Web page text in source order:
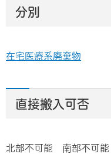
分別
在宅医療系廃棄物
直接搬入可否
北部不可能 南部不可能